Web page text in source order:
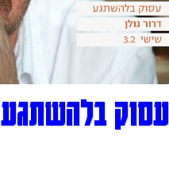
עסוק בלהשתגע